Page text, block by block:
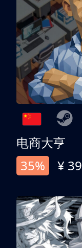
电商大亨
35%
¥ 39